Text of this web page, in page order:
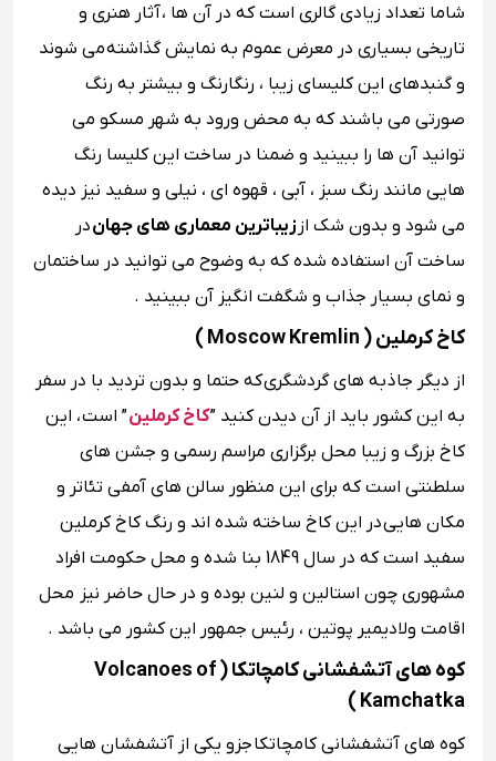
شاما تعداد زیادی گالری است که در آن ها ،آثار هنری و
تاریخی بسیاری در معرض عموم به نمایش گذاشته می شوند
و گنبدهای این کلیسای زیبا ، رنگارنگ و بیشتر به رنگ
صورتی می باشند که به محض ورود به شهر مسکو می
توانید آن ها را ببینید و ضمنا در ساخت این کلیسا رنگ
هایی مانند رنگ سبز ، آبی ، قهوه ای ، نیلی و سفید نیز دیده
می شود و بدون شک از زیباترین معماری های جهاندر
ساخت آن استفاده شده که به وضوح می توانید در ساختمان
و نمای بسیار جذاب و شگفت انگیز آن ببینید .
کاخ کرملین ( Moscow Kremlin )
از دیگر جاذبه های گردشگری که حتما و بدون تردید با در سفر
به این کشور باید از آن دیدن کنید ”کاخ کرملین” است ، این
کاخ بزرگ و زیبا محل برگزاری مراسم رسمی و جشن های
سلطنتی است که برای این منظور سالن های آمفی تئاتر و
مکان هایی در این کاخ ساخته شده اند و رنگ کاخ کرملین
سفید است که در سال 1849 بنا شده و محل حکومت افراد
مشهوری چون استالین و لنین بوده و در حال حاضر نیز محل
اقامت ولادیمیر پوتین ، رئیس جمهور این کشور می باشد .
کوه های آتشفشانی کامچاتکا ( Volcanoes of
Kamchatka )
کوه های آتشفشانی کامچاتکا جزو یکی از آتشفشان هایی